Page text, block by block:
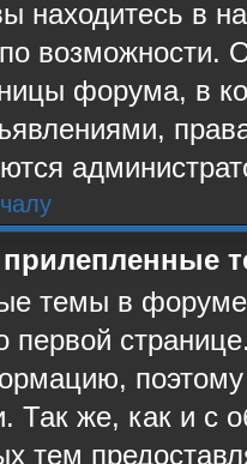
находитесь в
возможности.
форума, в
прилепленные
темы в форуме
первой
Так же, как и с
тем